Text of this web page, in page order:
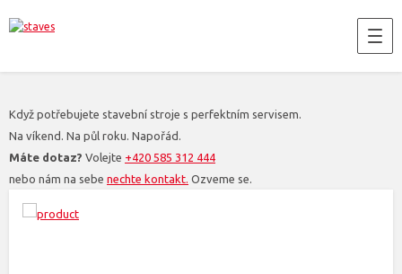
Když potřebujete stavební stroje s perfektním servisem.
Na víkend. Na půl roku. Napořád.
Máte dotaz? Volejte +420 585 312 444
nebo nám na sebe nechte kontakt. Ozveme se.